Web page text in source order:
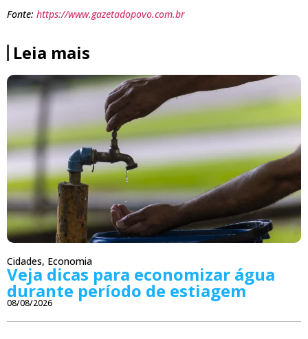
Fonte: https://www.gazetadopovo.com.br
Leia mais
Cidades, Economia
Veja dicas para economizar água
durante período de estiagem
08/08/2026